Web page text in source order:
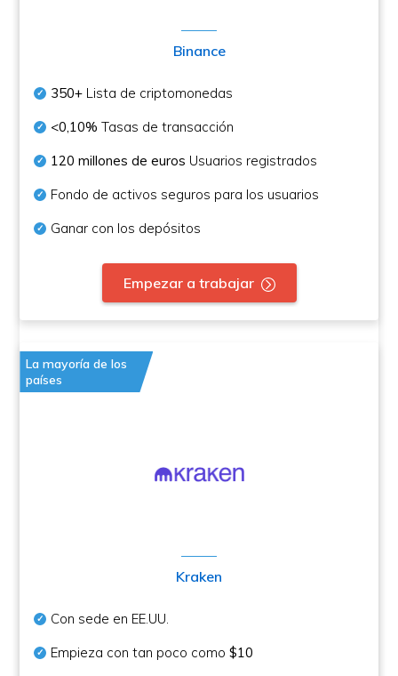
Binance
350+ Lista de criptomonedas
<0,10% Tasas de transacción
120 millones de euros Usuarios registrados
Fondo de activos seguros para los usuarios
Ganar con los depósitos
Empezar a trabajar
La mayoría de los
países
Kraken
Con sede en EE.UU.
Empieza con tan poco como$10